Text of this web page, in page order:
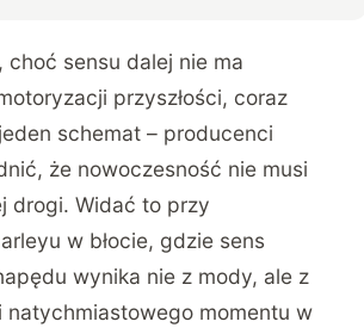
choć sensu dalej nie ma
przyszłości, coraz
schemat – producenci
że nowoczesność nie musi
drogi. Widać to przy
w błocie, gdzie sens
wynika nie z mody, ale z
natychmiastowego momentu w